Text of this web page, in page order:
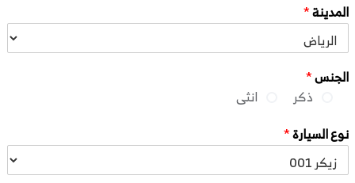
المدينة*
الجنس*
ذكر
انثى
نوع السيارة*